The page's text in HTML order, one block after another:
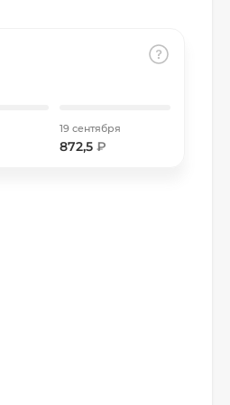
19 сентября
872,5₽